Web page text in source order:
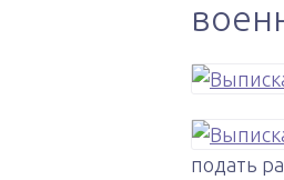
подать